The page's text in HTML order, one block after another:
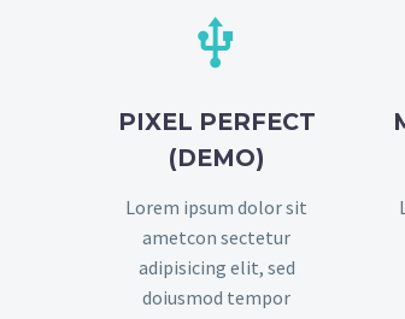


PIXEL PERFECT
(DEMO)
Lorem ipsum dolor sit
ametcon sectetur
adipisicing elit, sed
doiusmod tempor